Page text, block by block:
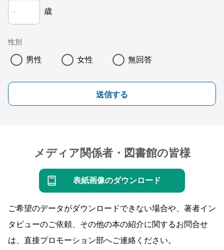
歳
性別
男性 女性 無回答
送信する
メディア関係者・図書館の皆様
表紙画像のダウンロード
ご希望のデータがダウンロードできない場合や、著者イン
タビューのご依頼、その他の本の紹介に関するお問合せ
は、直接プロモーション部へご連絡ください。